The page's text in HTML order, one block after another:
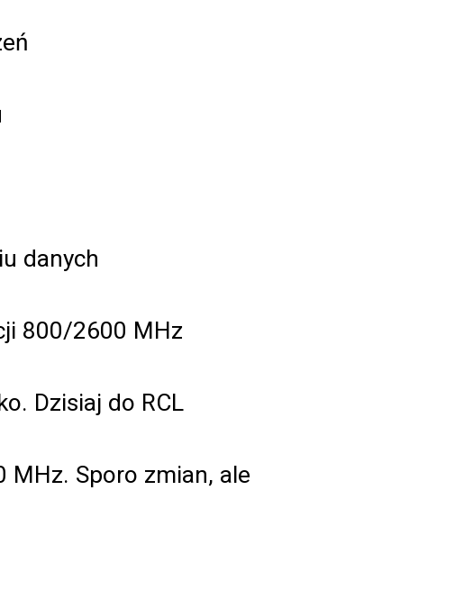
danych
800/2600 MHz
Dzisiaj do RCL
MHz. Sporo zmian, ale